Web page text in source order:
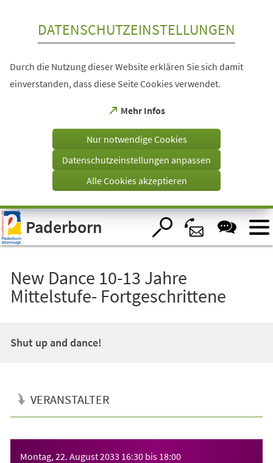
Visuelle
Assistenzsoftware
öffnen.
DATENSCHUTZEINSTELLUNGEN
Durch die Nutzung dieser Website erklären Sie sich damit
einverstanden, dass diese Seite Cookies verwendet.
Mehr Infos
(Öffnet
einem
Tab)
Nur notwendige Cookies
Datenschutzeinstellungen anpassen
Alle Cookies akzeptieren
Paderborn
New Dance 10-13 Jahre
Mittelstufe- Fortgeschrittene
Shut up and dance!
VERANSTALTER
Montag, 22. August 2033 16:30 bis 18:00